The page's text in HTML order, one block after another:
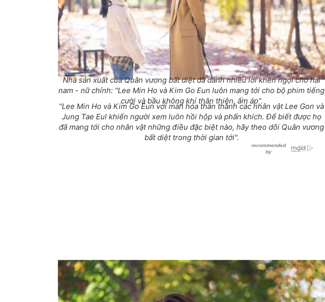
Nhà sản xuất củaQuân vương bất diệtđã dành nhiều lời khen ngợi cho hai
nam - nữ chính: "Lee Min Ho và Kim Go Eun luôn mang tới cho bộ phim tiếng
cười và bầu không khí thân thiện, ấm áp".
"Lee Min Ho và Kim Go Eun với màn hóa thân thành các nhân vật Lee Gon và
Jung Tae Eul khiến người xem luôn hồi hộp và phấn khích. Để biết được họ
đã mang tới cho nhân vật những điều đặc biệt nào, hãy theo dõi Quân vương
bất diệttrong thời gian tới".